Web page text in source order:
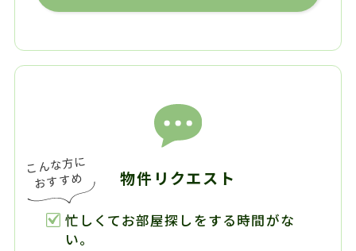
物件リクエスト
忙しくてお部屋探しをする時間がな
い。